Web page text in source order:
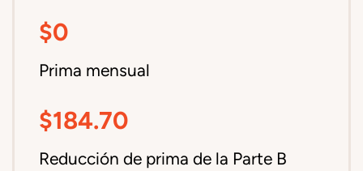
$0
Prima mensual
$184.70
Reducción de prima de la Parte B